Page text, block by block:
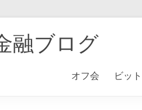
融ブログ
オフ会 ビッ